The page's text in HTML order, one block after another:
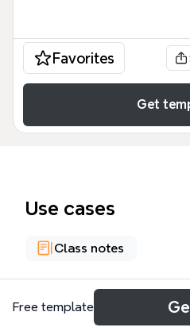
Favorites
Get
Use cases
Class notes
About
Free template